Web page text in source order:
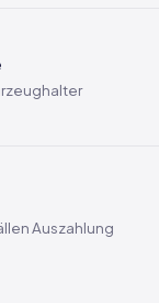
Auszahlung